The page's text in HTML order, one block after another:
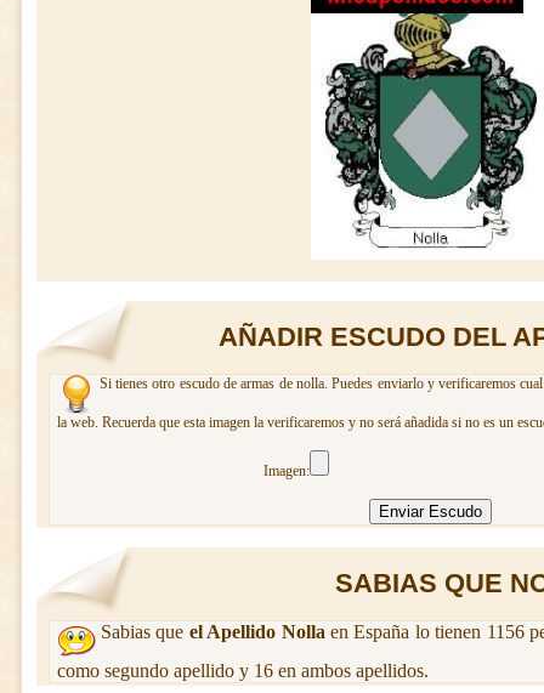
AÑADIR ESCUDO DEL
Si tienes otro escudo de armas de nolla. Puedes enviarlo y verificaremos
la web. Recuerda que esta imagen la verificaremos y no será añadida si no es un
Imagen:
SABIAS QUE
Sabias que el Apellido Nolla en España lo tienen 1156
como segundo apellido y 16 en ambos apellidos.